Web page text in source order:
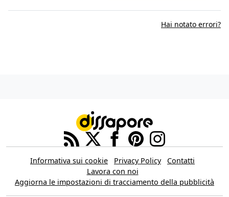
Hai notato errori?
Informativa sui cookie Privacy Policy
Contatti
Lavora con noi
Aggiorna le impostazioni di tracciamento della pubblicità